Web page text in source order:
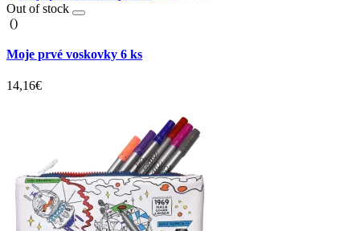
Out of stock
()
Moje prvé voskovky 6 ks
14,16€